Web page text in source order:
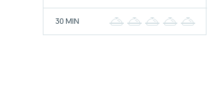
30 MIN 2 3 4